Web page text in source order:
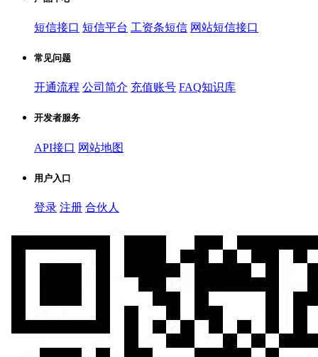
短信接口 短信平台 工资条短信 网站短信接口
常见问题
开通流程 公司简介 充值账号 FAQ知识库
开发者服务
API接口 网站地图
用户入口
登录 注册 合伙人